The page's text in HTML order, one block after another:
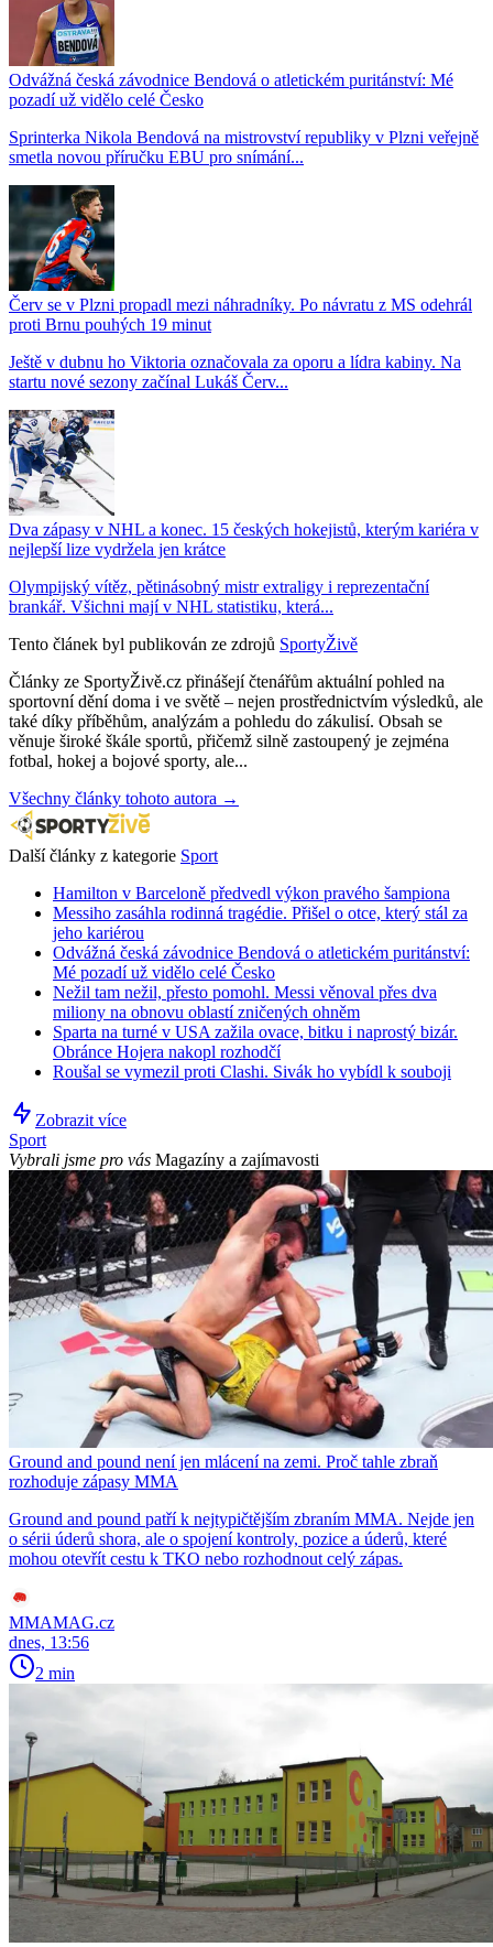
Odvážná česká závodnice Bendová o atletickém puritánství: Mé
pozadí už vidělo celé Česko
Sprinterka Nikola Bendová na mistrovství republiky v Plzni veřejně
smetla novou příručku EBU pro snímání...
Červ se v Plzni propadl mezi náhradníky. Po návratu z MS odehrál
proti Brnu pouhých 19 minut
Ještě v dubnu ho Viktoria označovala za oporu a lídra kabiny. Na
startu nové sezony začínal Lukáš Červ...
Dva zápasy v NHL a konec. 15 českých hokejistů, kterým kariéra v
nejlepší lize vydržela jen krátce
Olympijský vítěz, pětinásobný mistr extraligy i reprezentační
brankář. Všichni mají v NHL statistiku, která...
Tento článek byl publikován ze zdrojů SportyŽivě
Články ze SportyŽivě.cz přinášejí čtenářům aktuální pohled na
sportovní dění doma i ve světě – nejen prostřednictvím výsledků, ale
také díky příběhům, analýzám a pohledu do zákulisí. Obsah se
věnuje široké škále sportů, přičemž silně zastoupený je zejména
fotbal, hokej a bojové sporty, ale...
Všechny články tohoto autora →
Další články z kategorie Sport
Hamilton v Barceloně předvedl výkon pravého šampiona
Messiho zasáhla rodinná tragédie. Přišel o otce, který stál za
jeho kariérou
Odvážná česká závodnice Bendová o atletickém puritánství:
Mé pozadí už vidělo celé Česko
Nežil tam nežil, přesto pomohl. Messi věnoval přes dva
miliony na obnovu oblastí zničených ohněm
Sparta na turné v USA zažila ovace, bitku i naprostý bizár.
Obránce Hojera nakopl rozhodčí
Roušal se vymezil proti Clashi. Sivák ho vybídl k souboji
Zobrazit více
Sport
Vybrali jsme pro vás Magazíny a zajímavosti
Ground and pound není jen mlácení na zemi. Proč tahle zbraň
rozhoduje zápasy MMA
Ground and pound patří k nejtypičtějším zbraním MMA. Nejde jen
o sérii úderů shora, ale o spojení kontroly, pozice a úderů, které
mohou otevřít cestu k TKO nebo rozhodnout celý zápas.
MMAMAG.cz
dnes, 13:56
2 min